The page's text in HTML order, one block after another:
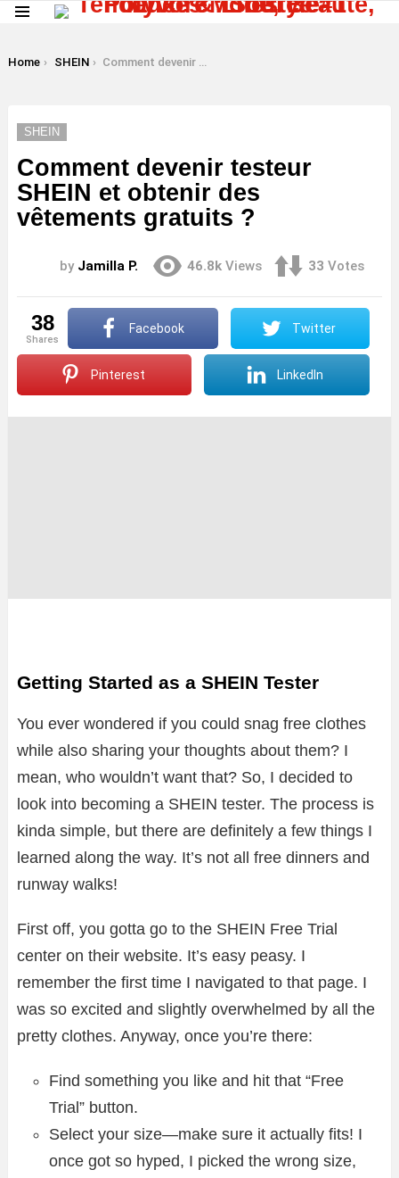
You are here:
Home SHEIN Comment devenir testeur SHEIN et obtenir des vêtements gratuits ?
SHEIN
Comment devenir testeur
SHEIN et obtenir des
vêtements gratuits ?
by Jamilla P. 46.8k Views 33 Votes
38
shares
Facebook Twitter
Pinterest LinkedIn
Getting Started as a SHEIN Tester
You ever wondered if you could snag free clothes
while also sharing your thoughts about them? I
mean, who wouldn’t want that? So, I decided to
look into becoming a SHEIN tester. The process is
kinda simple, but there are definitely a few things I
learned along the way. It’s not all free dinners and
runway walks!
First off, you gotta go to the SHEIN Free Trial
center on their website. It’s easy peasy. I
remember the first time I navigated to that page. I
was so excited and slightly overwhelmed by all the
pretty clothes. Anyway, once you’re there:
Find something you like and hit that “Free
Trial” button.
Select your size—make sure it actually fits! I
once got so hyped, I picked the wrong size,